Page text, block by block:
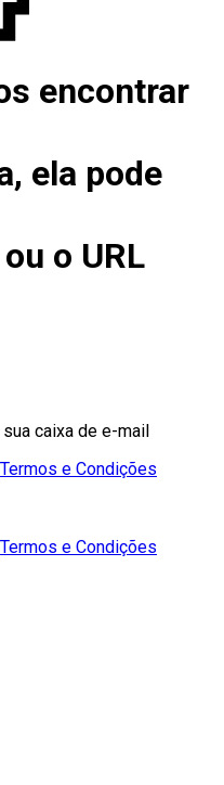
encontrar
ela pode
o URL
caixa de e-mail
Termos e Condições
Termos e Condições